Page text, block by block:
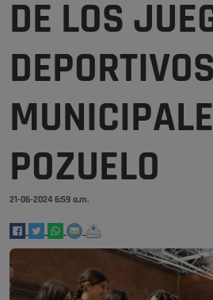
DE LOS
DEPORTIVOS
POZUELO
21-06-2024 6:59 a.m.